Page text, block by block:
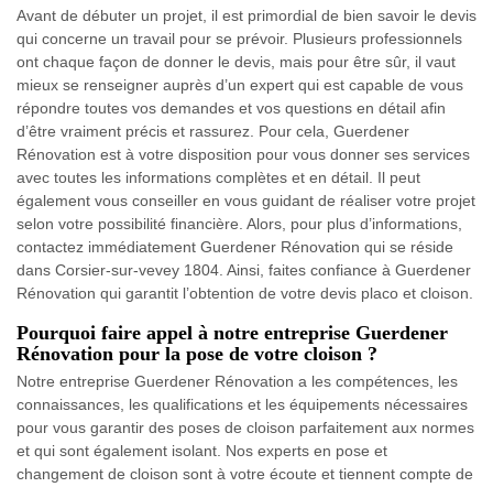
Avant de débuter un projet, il est primordial de bien savoir le devis
qui concerne un travail pour se prévoir. Plusieurs professionnels
ont chaque façon de donner le devis, mais pour être sûr, il vaut
mieux se renseigner auprès d’un expert qui est capable de vous
répondre toutes vos demandes et vos questions en détail afin
d’être vraiment précis et rassurez. Pour cela, Guerdener
Rénovation est à votre disposition pour vous donner ses services
avec toutes les informations complètes et en détail. Il peut
également vous conseiller en vous guidant de réaliser votre projet
selon votre possibilité financière. Alors, pour plus d’informations,
contactez immédiatement Guerdener Rénovation qui se réside
dans Corsier-sur-vevey 1804. Ainsi, faites confiance à Guerdener
Rénovation qui garantit l’obtention de votre devis placo et cloison.
Pourquoi faire appel à notre entreprise Guerdener
Rénovation pour la pose de votre cloison ?
Notre entreprise Guerdener Rénovation a les compétences, les
connaissances, les qualifications et les équipements nécessaires
pour vous garantir des poses de cloison parfaitement aux normes
et qui sont également isolant. Nos experts en pose et
changement de cloison sont à votre écoute et tiennent compte de